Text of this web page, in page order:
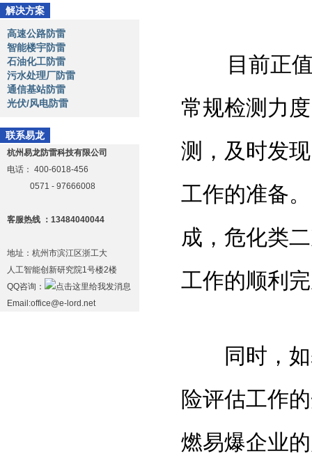
解决方案
高速公路防雷
智能楼宇防雷
石油化工防雷
污水处理厂防雷
通信基站防雷
光伏/风电防雷
联系易龙
杭州易龙防雷科技有限公司
电话： 400-6018-456
0571 - 97666008
客服热线 ：13484040044
地址：杭州市滨江区浙工大
人工智能创新研究院1号楼2楼
QQ咨询：
Email:office@e-lord.net
目前正
常规检测力
测，及时发
工作的准备
成，危化类
工作的顺利
同时，如
险评估工作
燃易爆企业